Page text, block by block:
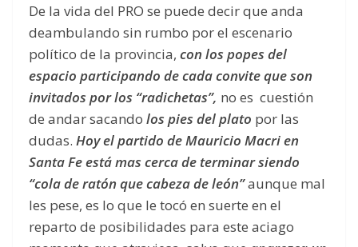
De la vida del PRO se puede decir que anda
deambulando sin rumbo por el escenario
político de la provincia, con los popes del
espacio participando de cada convite que son
invitados por los “radichetas”, no es cuestión
de andar sacando los pies del plato por las
dudas. Hoy el partido de Mauricio Macri en
Santa Fe está mas cerca de terminar siendo
“cola de ratón que cabeza de león”aunque mal
les pese, es lo que le tocó en suerte en el
reparto de posibilidades para este aciago